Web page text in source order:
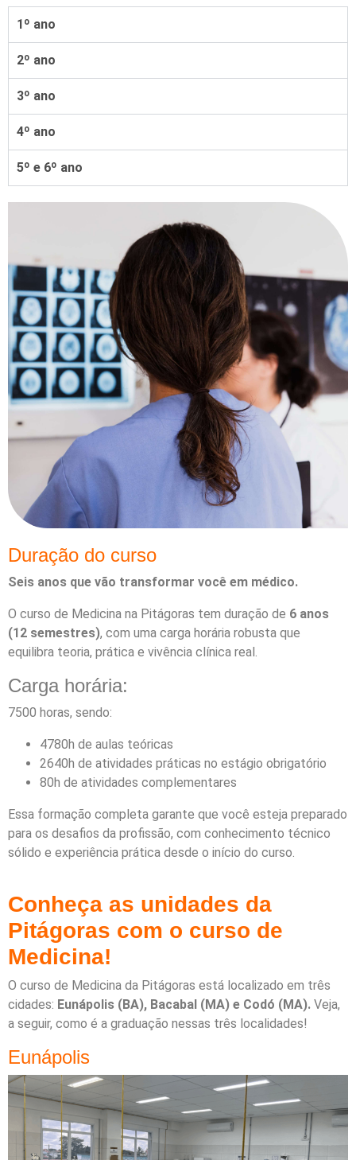
1º ano
2º ano
3º ano
4º ano
5º e 6º ano
Duração do curso
Seis anos que vão transformar você em médico.
O curso de Medicina na Pitágoras tem duração de 6 anos
(12 semestres), com uma carga horária robusta que
equilibra teoria, prática e vivência clínica real.
Carga horária:
7500 horas, sendo:
4780h de aulas teóricas
2640h de atividades práticas no estágio obrigatório
80h de atividades complementares
Essa formação completa garante que você esteja preparado
para os desafios da profissão, com conhecimento técnico
sólido e experiência prática desde o início do curso.
Conheça as unidades da
Pitágoras com o curso de
Medicina!
O curso de Medicina da Pitágoras está localizado em três
cidades: Eunápolis (BA), Bacabal (MA) e Codó (MA). Veja,
a seguir, como é a graduação nessas três localidades!
Eunápolis